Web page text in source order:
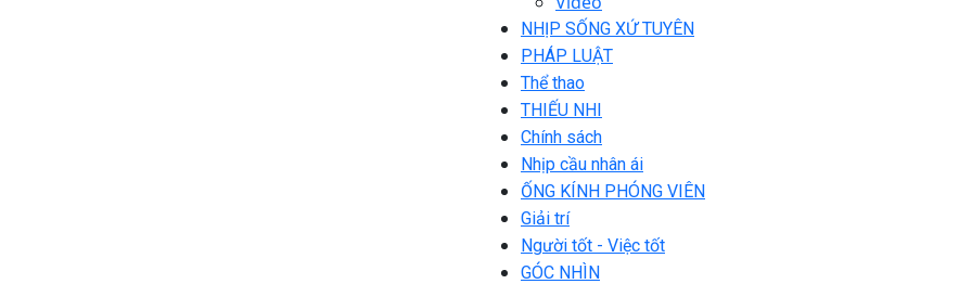
NHỊP SỐNG XỨ TUYÊN
PHÁP LUẬT
Thể thao
THIẾU NHI
Chính sách
Nhịp cầu nhân ái
ỐNG KÍNH PHÓNG VIÊN
Giải trí
Người tốt - Việc tốt
GÓC NHÌN